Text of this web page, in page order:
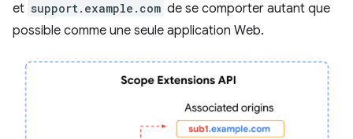
et support.example.com de se comporter autant que
possible comme une seule application Web.